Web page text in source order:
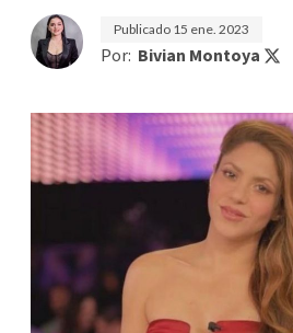
Publicado 15 ene. 2023
Por: Bivian Montoya